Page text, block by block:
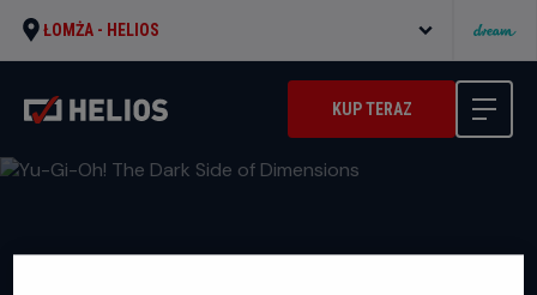
ŁOMŻA - HELIOS
KUP TERAZ